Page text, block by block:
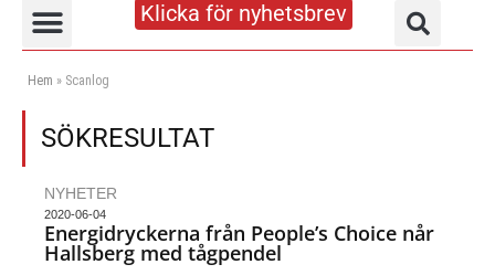
Klicka för nyhetsbrev
Hem » Scanlog
SÖKRESULTAT
NYHETER
2020-06-04
Energidryckerna från People’s Choice når
Hallsberg med tågpendel